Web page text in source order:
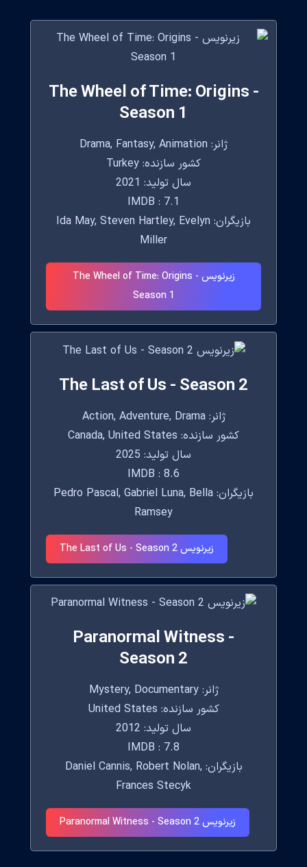
The Wheel of Time: Origins -
Season 1
ژانر: Drama, Fantasy, Animation
کشور سازنده: Turkey
سال تولید: 2021
IMDB : 7.1
بازیگران: Ida May, Steven Hartley, Evelyn
Miller
زیرنویس The Wheel of Time: Origins -
Season 1
The Last of Us - Season 2
ژانر: Action, Adventure, Drama
کشور سازنده: Canada, United States
سال تولید: 2025
IMDB : 8.6
بازیگران: Pedro Pascal, Gabriel Luna, Bella
Ramsey
زیرنویس The Last of Us - Season 2
Paranormal Witness -
Season 2
ژانر: Mystery, Documentary
کشور سازنده: United States
سال تولید: 2012
IMDB : 7.8
بازیگران: Daniel Cannis, Robert Nolan,
Frances Stecyk
زیرنویس Paranormal Witness - Season 2